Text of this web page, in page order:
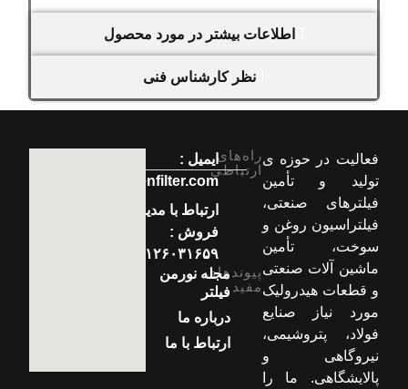
اطلاعات بیشتر در مورد محصول
نظر کارشناس فنی
فعالیت در حوزه ی
تولید و تأمین
فیلترهای صنعتی،
فیلتراسیون روغن و
سوخت، تأمین
ماشین آلات صنعتی
و قطعات هیدرولیک
مورد نیاز صنایع
فولاد، پتروشیمی،
نیروگاهی و
پالایشگاهی. ما را
راه‌های
ارتباطی
ایمیل :
info[at]normenfilter.com
ارتباط با مدیر
فروش :
۰۹۱۲۶۰۳۱۶۵۹
پیوندهای
مفید
مجله نورمن
فیلتر
درباره ما
ارتباط با ما